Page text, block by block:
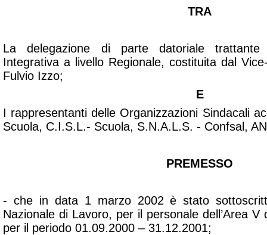
TRA
La delegazione di parte datoriale
Integrativa a livello Regionale, costituita dal
Fulvio Izzo;
E
I rappresentanti delle Organizzazioni Sindacali
Scuola, C.I.S.L.- Scuola, S.N.A.L.S. - Confsal,
PREMESSO
- che in data 1 marzo 2002 è stato
Nazionale di Lavoro, per il personale dell’Area V
per il periodo 01.09.2000 – 31.12.2001;